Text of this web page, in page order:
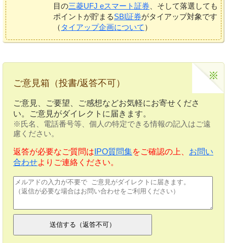
目の三菱UFJ eスマート証券 、そして落選しても
ポイントが貯まるSBI証券がタイアップ対象です
（ タイアップ企画について ）
ご意見箱（投書/返答不可）
ご意見、ご要望、ご感想などお気軽にお寄せくださ
い。ご意見がダイレクトに届きます。
※氏名、電話番号等、個人の特定できる情報の記入はご遠
慮ください。
返答が必要なご質問は IPO質問集をご確認の上、 お問い
合わせよりご連絡ください。